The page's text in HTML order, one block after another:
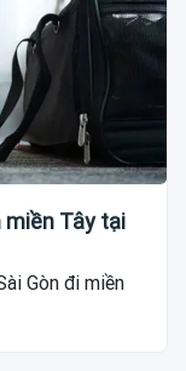
Tây tại
Gòn đi miền